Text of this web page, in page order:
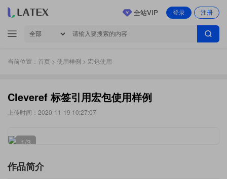
登录 注册
全站VIP
当前位置： 首页 > 使用样例 > 宏包使用
Cleveref 标签引用宏包使用样例
上传时间：2020-11-19 10:27:07
1/3
作品简介